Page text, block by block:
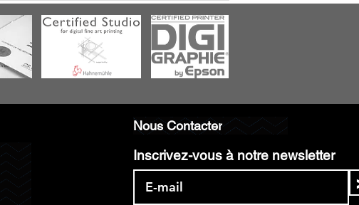
Nous Contacter
Inscrivez-vous à notre newsletter